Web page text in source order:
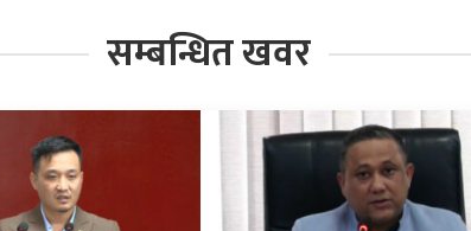
सम्बन्धित खवर